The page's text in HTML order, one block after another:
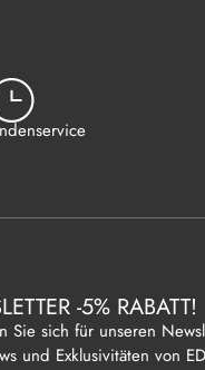
-5% RABATT!
sich für unseren
und Exklusivitäten von